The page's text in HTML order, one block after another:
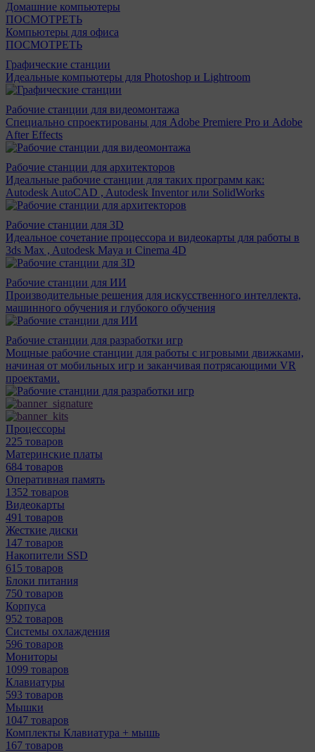
Домашние компьютеры
ПОСМОТРЕТЬ
Компьютеры для офиса
ПОСМОТРЕТЬ
Графические станции
Идеальные компьютеры для Photoshop и Lightroom
Рабочие станции для видеомонтажа
Специально спроектированы для Adobe Premiere Pro и Adobe
After Effects
Рабочие станции для архитекторов
Идеальные рабочие станции для таких программ как:
Autodesk AutoCAD , Autodesk Inventor или SolidWorks
Рабочие станции для 3D
Идеальное сочетание процессора и видеокарты для работы в
3ds Max , Autodesk Maya и Cinema 4D
Рабочие станции для ИИ
Производительные решения для искусственного интеллекта,
машинного обучения и глубокого обучения
Рабочие станции для разработки игр
Мощные рабочие станции для работы с игровыми движками,
начиная от мобильных игр и заканчивая потрясающими VR
проектами.
Процессоры
225 товаров
Материнcкие платы
684 товаров
Оперативная память
1352 товаров
Видеокарты
491 товаров
Жесткие диски
147 товаров
Накопители SSD
615 товаров
Блоки питания
750 товаров
Корпуса
952 товаров
Системы охлаждения
596 товаров
Мониторы
1099 товаров
Клавиатуры
593 товаров
Мышки
1047 товаров
Комплекты Клавиатура + мышь
167 товаров